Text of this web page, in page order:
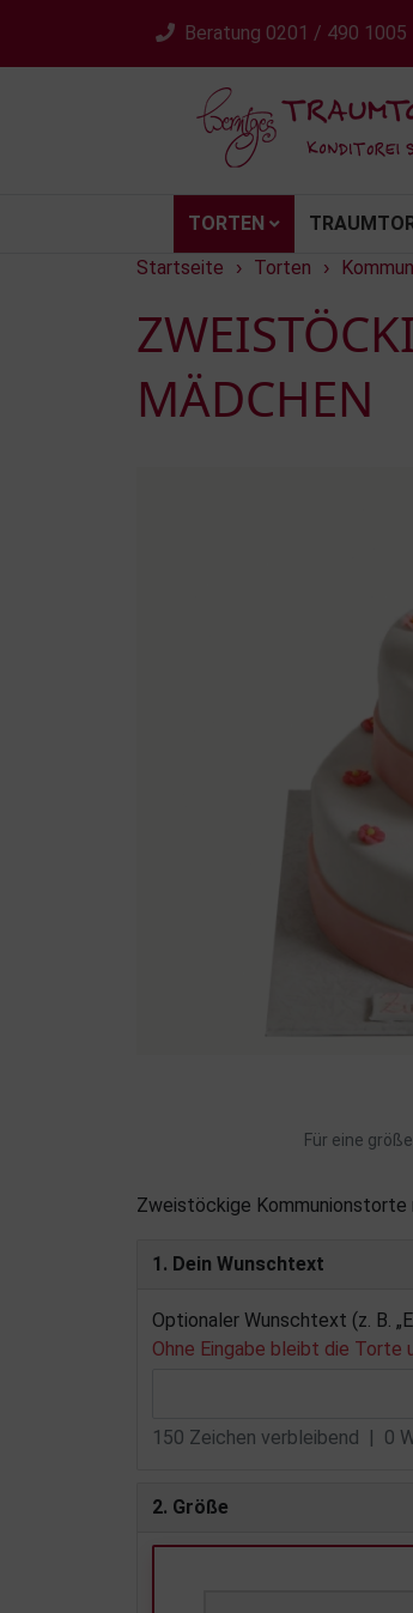
Beratung 0201 / 490 1005
TORTEN
Startseite
› Torten ›
MÄDCHEN
Für eine
Zweistöckige
1. Dein Wunschtext
Optionaler Wunschtext (z. B.
Ohne Eingabe bleibt die Torte
150 Zeichen verbleibend | 0
2. Größe